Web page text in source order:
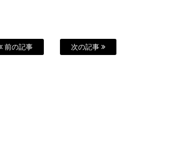
前の記事 次の記事